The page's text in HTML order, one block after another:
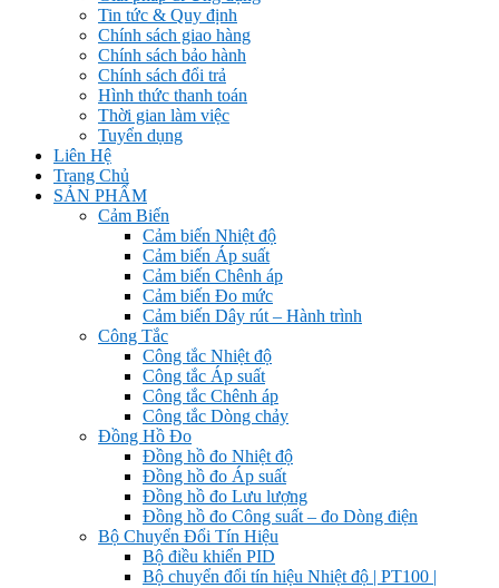
Tin tức & Quy định
Chính sách giao hàng
Chính sách bảo hành
Chính sách đổi trả
Hình thức thanh toán
Thời gian làm việc
Tuyển dụng
Liên Hệ
Trang Chủ
SẢN PHẨM
Cảm Biến
Cảm biến Nhiệt độ
Cảm biến Áp suất
Cảm biến Chênh áp
Cảm biến Đo mức
Cảm biến Dây rút – Hành trình
Công Tắc
Công tắc Nhiệt độ
Công tắc Áp suất
Công tắc Chênh áp
Công tắc Dòng chảy
Đồng Hồ Đo
Đồng hồ đo Nhiệt độ
Đồng hồ đo Áp suất
Đồng hồ đo Lưu lượng
Đồng hồ đo Công suất – đo Dòng điện
Bộ Chuyển Đổi Tín Hiệu
Bộ điều khiển PID
Bộ chuyển đổi tín hiệu Nhiệt độ | PT100 |